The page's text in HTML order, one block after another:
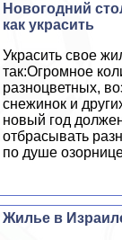
Новогодний
как украсить
Украсить свое
так:Огромное
разноцветных,
снежинок и
новый год
отбрасывать
по душе
Жилье в